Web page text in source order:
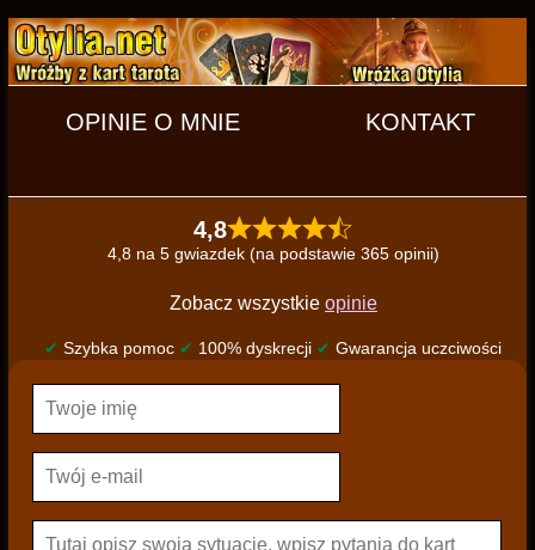
OPINIE O MNIE KONTAKT
4,8
4,8 na 5 gwiazdek (na podstawie 365 opinii)
Zobacz wszystkie opinie
✔ Szybka pomoc ✔ 100% dyskrecji ✔ Gwarancja uczciwości